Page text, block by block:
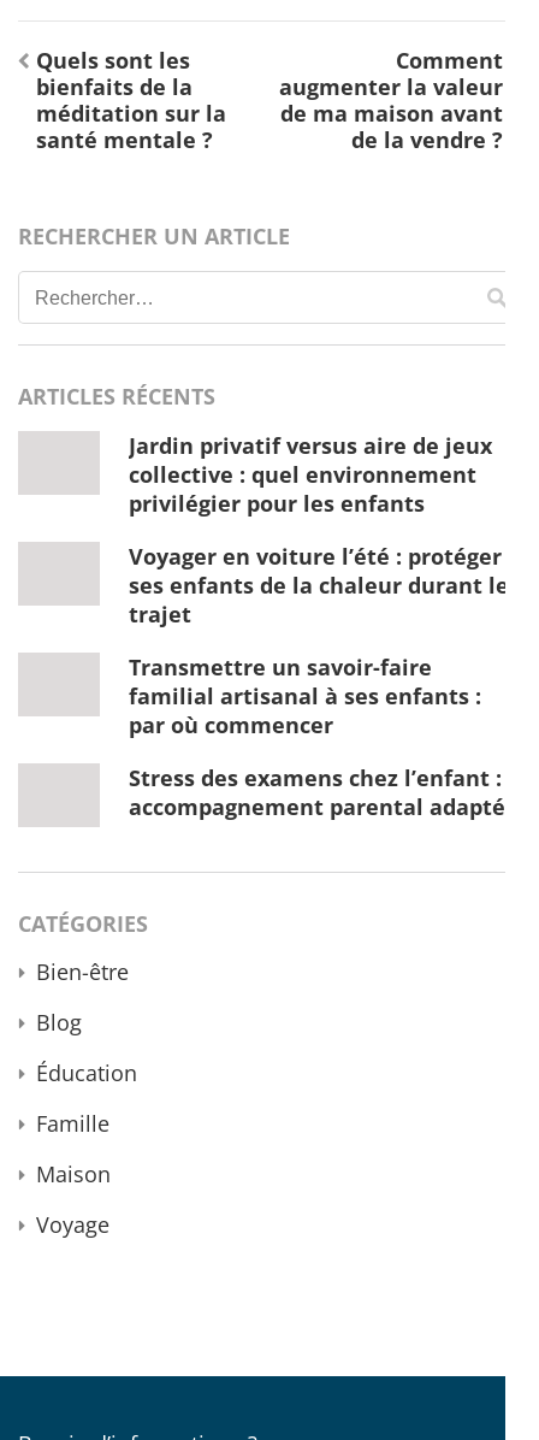
Navigation
de
l’article
Quels sont les
bienfaits de la
méditation sur la
santé mentale ?
Comment
augmenter la valeur
de ma maison avant
de la vendre ?
RECHERCHER UN ARTICLE
Rechercher :
ARTICLES RÉCENTS
Jardin privatif versus aire de jeux
collective : quel environnement
privilégier pour les enfants
Voyager en voiture l’été : protéger
ses enfants de la chaleur durant le
trajet
Transmettre un savoir-faire
familial artisanal à ses enfants :
par où commencer
Stress des examens chez l’enfant :
accompagnement parental adapté
CATÉGORIES
Bien-être
Blog
Éducation
Famille
Maison
Voyage